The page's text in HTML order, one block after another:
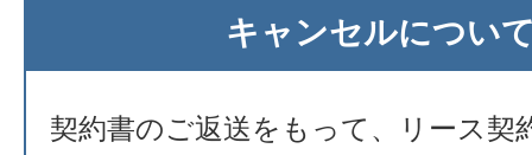
キャンセルについ
契約書のご返送をもって、リース契